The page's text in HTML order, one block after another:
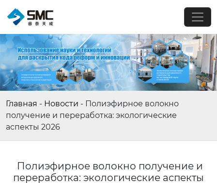
Главная - Новости - Полиэфирное волокно
получение и переработка: экологические
аспекты 2026
Полиэфирное волокно получение и
переработка: экологические аспекты